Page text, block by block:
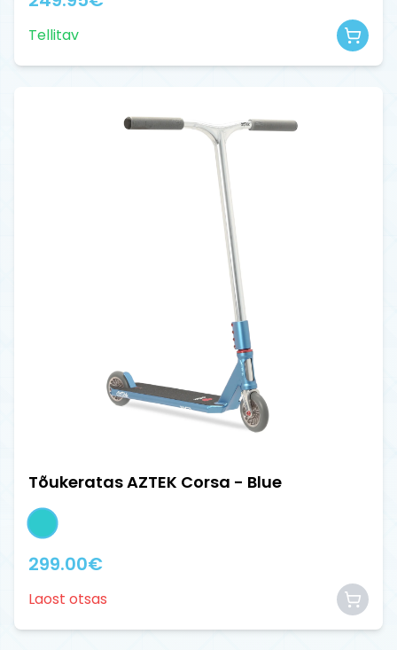
Tellitav
Tõukeratas AZTEK Corsa - Blue
299.00€
Laost otsas